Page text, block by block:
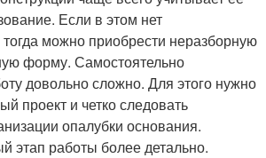
Если в этом нет
можно приобрести неразборную
форму. Самостоятельно
довольно сложно. Для этого нужно
проект и четко следовать
опалубки основания.
этап работы более детально.